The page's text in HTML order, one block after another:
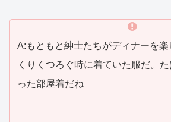
A:もともと紳士たちがディナーを
くりくつろぐ時に着ていた服だ。
った部屋着だね